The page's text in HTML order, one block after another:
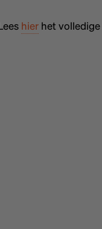
hierhet volledige